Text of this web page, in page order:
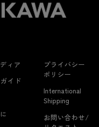
ィア
イド
プライバシー
ポリシー
International
Shipping
お問い合わせ/